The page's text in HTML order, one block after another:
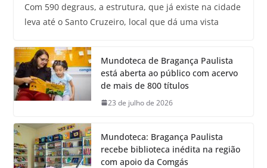
Com 590 degraus, a estrutura, que já existe na cidade
leva até o Santo Cruzeiro, local que dá uma vista
Mundoteca de Bragança Paulista
está aberta ao público com acervo
de mais de 800 títulos
23 de julho de 2026
Mundoteca: Bragança Paulista
recebe biblioteca inédita na região
com apoio da Comgás